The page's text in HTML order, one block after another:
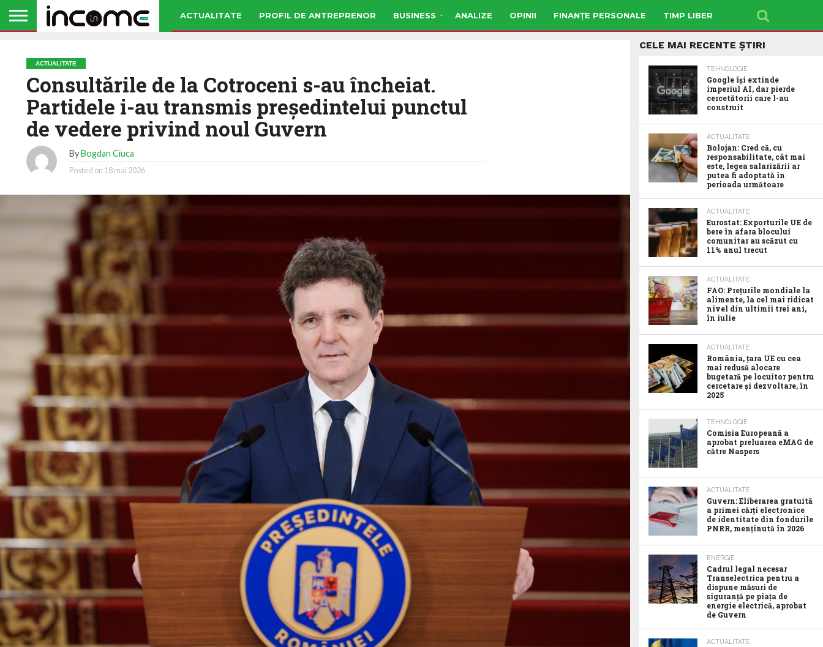
ACTUALITATE PROFIL DE ANTREPRENOR BUSINESS ANALIZE OPINII FINANȚE PERSONALE TIMP LIBER
ACTUALITATE
Consultările de la Cotroceni s-au încheiat.
Partidele i-au transmis președintelui punctul
de vedere privind noul Guvern
ByBogdan Ciuca
Posted on 18 mai 2026
CELE MAI RECENTE ȘTIRI
TEHNOLOGIE
Google îşi extinde
imperiul AI, dar pierde
cercetătorii care l-au
construit
ACTUALITATE
Bolojan: Cred că, cu
responsabilitate, cât mai
este, legea salarizării ar
putea fi adoptată în
perioada următoare
ACTUALITATE
Eurostat: Exporturile UE de
bere în afara blocului
comunitar au scăzut cu
11% anul trecut
ACTUALITATE
FAO: Prețurile mondiale la
alimente, la cel mai ridicat
nivel din ultimii trei ani,
în iulie
ACTUALITATE
România, țara UE cu cea
mai redusă alocare
bugetară pe locuitor pentru
cercetare și dezvoltare, în
2025
TEHNOLOGIE
Comisia Europeană a
aprobat preluarea eMAG de
către Naspers
ACTUALITATE
Guvern: Eliberarea gratuită
a primei cărți electronice
de identitate din fondurile
PNRR, menținută în 2026
ENERGIE
Cadrul legal necesar
Transelectrica pentru a
dispune măsuri de
siguranță pe piața de
energie electrică, aprobat
de Guvern
ACTUALITATE